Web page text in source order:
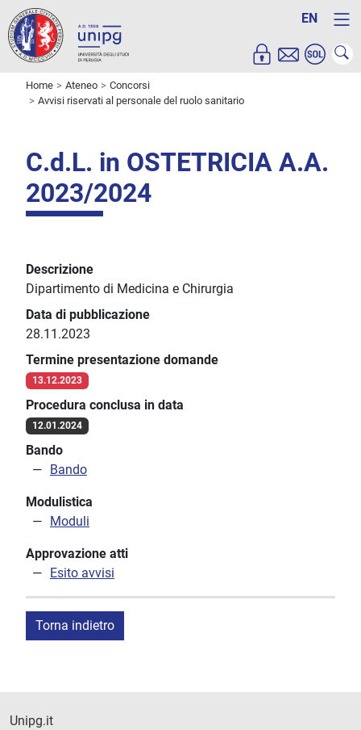
EN
Home Ateneo
Concorsi
Avvisi riservati al personale del ruolo sanitario
C.d.L. in OSTETRICIA A.A.
2023/2024
Descrizione
Dipartimento di Medicina e Chirurgia
Data di pubblicazione
28.11.2023
Termine presentazione domande
13.12.2023
Procedura conclusa in data
12.01.2024
Bando
Bando
Modulistica
Moduli
Approvazione atti
Esito avvisi
Torna indietro
Unipg.it